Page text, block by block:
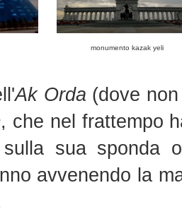
monumento kazak yeli
Ak Orda (dove
, che nel frattempo
sua sponda
avvenendo la